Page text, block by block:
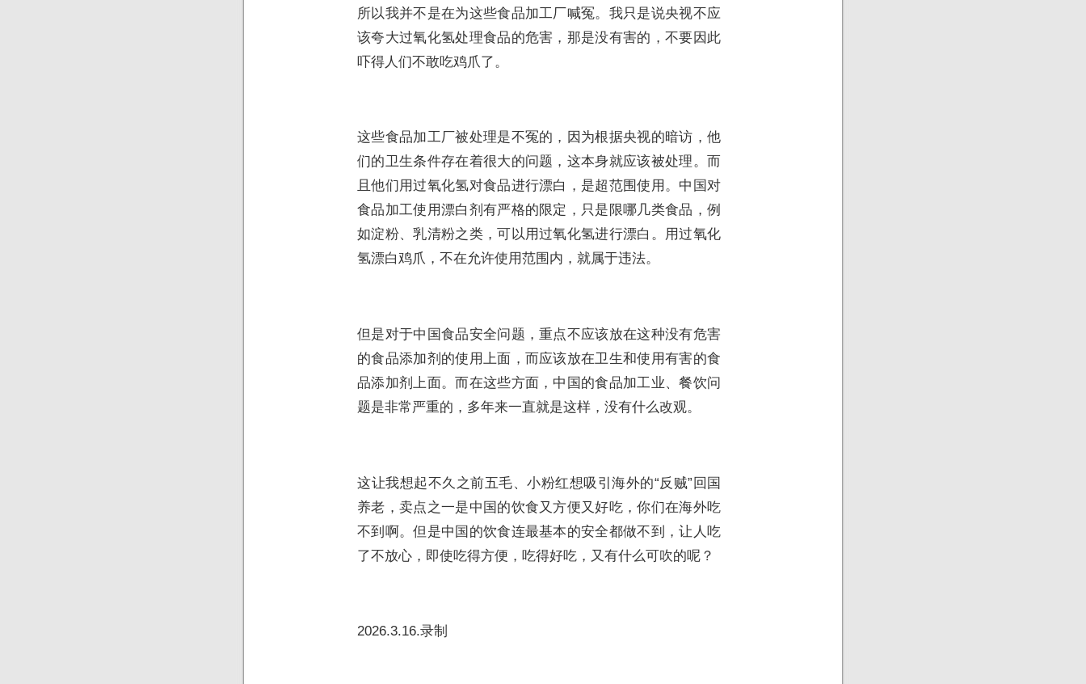
所以我并不是在为这些食品加工厂喊冤。我只是说央视不应
该夸大过氧化氢处理食品的危害，那是没有害的，不要因此
吓得人们不敢吃鸡爪了。
这些食品加工厂被处理是不冤的，因为根据央视的暗访，他
们的卫生条件存在着很大的问题，这本身就应该被处理。而
且他们用过氧化氢对食品进行漂白，是超范围使用。中国对
食品加工使用漂白剂有严格的限定，只是限哪几类食品，例
如淀粉、乳清粉之类，可以用过氧化氢进行漂白。用过氧化
氢漂白鸡爪，不在允许使用范围内，就属于违法。
但是对于中国食品安全问题，重点不应该放在这种没有危害
的食品添加剂的使用上面，而应该放在卫生和使用有害的食
品添加剂上面。而在这些方面，中国的食品加工业、餐饮问
题是非常严重的，多年来一直就是这样，没有什么改观。
这让我想起不久之前五毛、小粉红想吸引海外的“反贼”回国
养老，卖点之一是中国的饮食又方便又好吃，你们在海外吃
不到啊。但是中国的饮食连最基本的安全都做不到，让人吃
了不放心，即使吃得方便，吃得好吃，又有什么可吹的呢？
2026.3.16.录制